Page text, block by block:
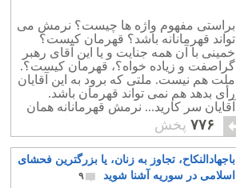
براستی مفهوم واژه ها چیست؟ نرمش می
تواند قهرمانانه باشد؟ قهرمان کیست؟
خمینی با آن همه جنایت و یا این آقای رهبر
گراصفت و زیاده خواه؟، قهرمان کیست؟.
ملت هم نیست. ملتی که برود به این آقایان
رأی بدهد هم نمی تواند قهرمان باشد.
آقایان سر کارید... نرمش قهرمانانه همان
"شکست پروژه بمب هسته ای " است.
۷۷۶ پخش
باجهادالنکاح، تجاوز به زنان، یا بزرگترین فحشای
اسلامی در سوریه آشنا شوید
۹